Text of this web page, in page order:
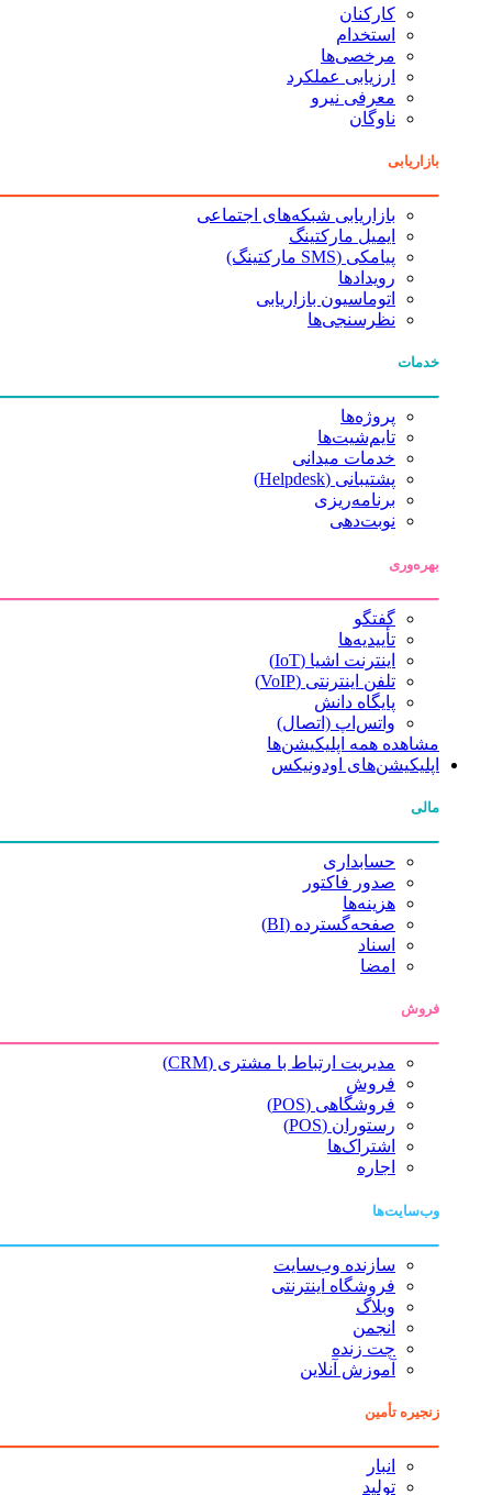
کارکنان
استخدام
مرخصی‌ها
ارزیابی عملکرد
معرفی نیرو
ناوگان
بازاریابی
بازاریابی شبکه‌های اجتماعی
ایمیل مارکتینگ
پیامکی (SMS مارکتینگ)
رویدادها
اتوماسیون بازاریابی
نظرسنجی‌ها
خدمات
پروژه‌ها
تایم‌شیت‌ها
خدمات میدانی
پشتیبانی (Helpdesk)
برنامه‌ریزی
نوبت‌دهی
بهره‌وری
گفتگو
تأییدیه‌ها
اینترنت اشیا (IoT)
تلفن اینترنتی (VoIP)
پایگاه دانش
واتس‌اپ (اتصال)
مشاهده همه اپلیکیشن‌ها
اپلیکیشن‌های اودونیکس
مالی
حسابداری
صدور فاکتور
هزینه‌ها
صفحه‌گسترده (BI)
اسناد
امضا
فروش
مدیریت ارتباط با مشتری (CRM)
فروش
فروشگاهی (POS)
رستوران (POS)
اشتراک‌ها
اجاره
وب‌سایت‌ها
سازنده وب‌سایت
فروشگاه اینترنتی
وبلاگ
انجمن
چت زنده
آموزش آنلاین
زنجیره تأمین
انبار
تولید